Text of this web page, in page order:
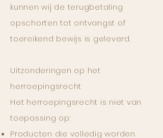
kunnen wij de terugbetaling
opschorten tot ontvangst of
toereikend bewijs is geleverd.
Uitzonderingen op het
herroepingsrecht
Het herroepingsrecht is niet van
toepassing op:
Producten die volledig worden